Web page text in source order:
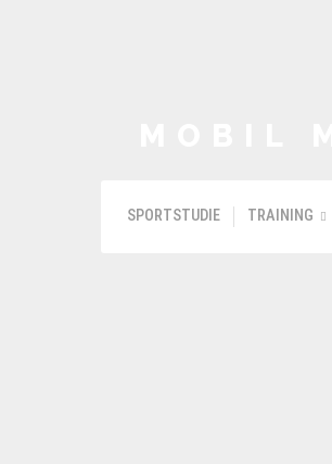
SPORTSTUDIE TRAINING